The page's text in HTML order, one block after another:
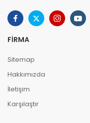
FIRMA
Sitemap
Hakkımızda
İletişim
Karşılaştır